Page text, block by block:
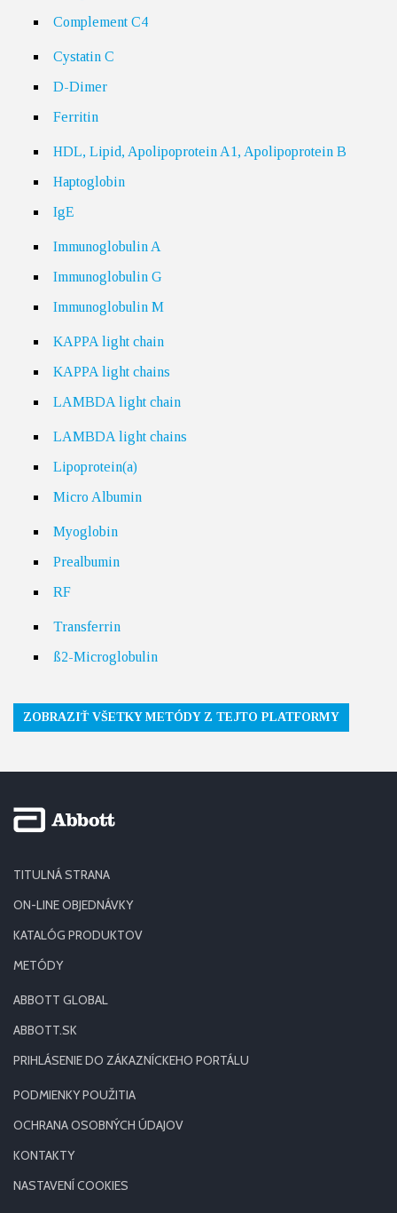
Complement C4
Cystatin C
D-Dimer
Ferritin
HDL, Lipid, Apolipoprotein A1, Apolipoprotein B
Haptoglobin
IgE
Immunoglobulin A
Immunoglobulin G
Immunoglobulin M
KAPPA light chain
KAPPA light chains
LAMBDA light chain
LAMBDA light chains
Lipoprotein(a)
Micro Albumin
Myoglobin
Prealbumin
RF
Transferrin
ß2-Microglobulin
ZOBRAZIŤ VŠETKY METÓDY Z TEJTO PLATFORMY
TITULNÁ STRANA
ON-LINE OBJEDNÁVKY
KATALÓG PRODUKTOV
METÓDY
ABBOTT GLOBAL
ABBOTT.SK
PRIHLÁSENIE DO ZÁKAZNÍCKEHO PORTÁLU
PODMIENKY POUŽITIA
OCHRANA OSOBNÝCH ÚDAJOV
KONTAKTY
NASTAVENÍ COOKIES